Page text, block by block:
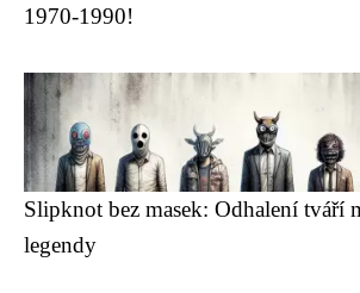
1970-1990!
Slipknot bez masek: Odhalení tváří
legendy